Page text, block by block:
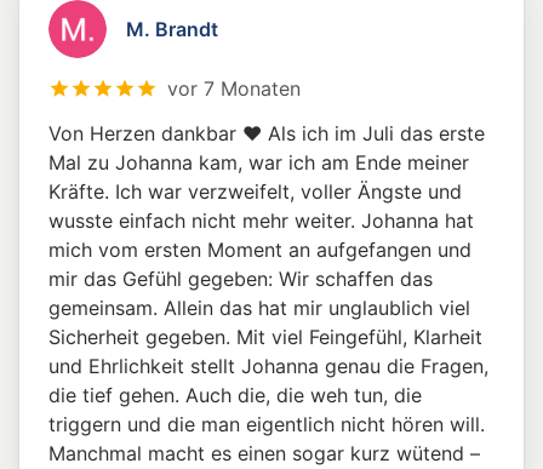
M. Brandt
vor 7 Monaten
Von Herzen dankbar ❤️ Als ich im Juli das erste
Mal zu Johanna kam, war ich am Ende meiner
Kräfte. Ich war verzweifelt, voller Ängste und
wusste einfach nicht mehr weiter. Johanna hat
mich vom ersten Moment an aufgefangen und
mir das Gefühl gegeben: Wir schaffen das
gemeinsam. Allein das hat mir unglaublich viel
Sicherheit gegeben. Mit viel Feingefühl, Klarheit
und Ehrlichkeit stellt Johanna genau die Fragen,
die tief gehen. Auch die, die weh tun, die
triggern und die man eigentlich nicht hören will.
Manchmal macht es einen sogar kurz wütend –